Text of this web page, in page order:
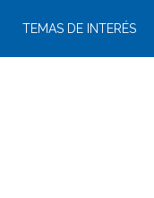
TEMAS DE INTERÉS